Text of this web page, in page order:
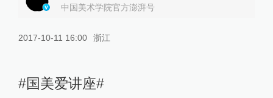
中国美术学院官方澎湃号
2017-10-11 16:00 浙江
#国美爱讲座#